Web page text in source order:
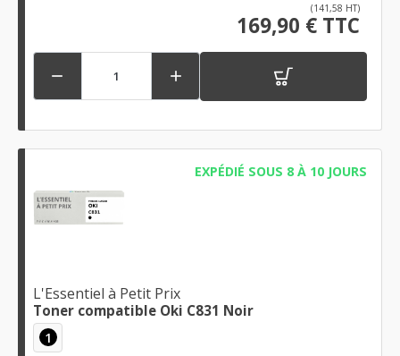
(141,58 HT)
169,90 € TTC
 
EXPÉDIÉ SOUS 8 À 10 JOURS
L'Essentiel à Petit Prix
Toner compatible Oki C831 Noir
1